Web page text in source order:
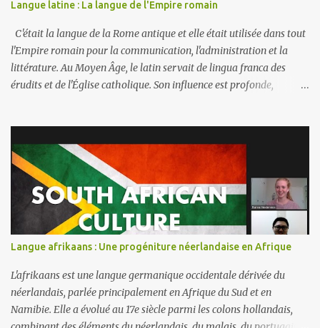
l’indonésien, le thaï, le malais, le birman et le vietnamien. Ces
cours incluent désormais le vocabulaire professionnel nécessaire
aux affaires et au commerce....
Langue latine : La langue de l'Empire romain
C'était la langue de la Rome antique et elle était utilisée dans tout
l'Empire romain pour la communication, l'administration et la
littérature. Au Moyen Âge, le latin servait de lingua franca des
érudits et de l'Église catholique. Son influence est profonde,
le latin ne soit plus parlé comme langue maternelle, il demeure
important dans divers domaines. Il est étudié dans le milieu
universitaire et utilisé dans certains contextes religieux, et sa
terminologie est répandue dans des domaines comme la
médecine, le droit et la biologie. J'ai eu une opportunité et une
expérience fantastiques en apprenant le latin avec Judith Meyer,
une polyglotte allemande. Sa connaissance approfondie de la
langue et de son enseignement m'a aidé à exceller
progressivement. Je trouve le latin ...
Langue afrikaans : Une progéniture néerlandaise en Afrique
L'afrikaans est une langue germanique occidentale dérivée du
néerlandais, parlée principalement en Afrique du Sud et en
Namibie. Elle a évolué au 17e siècle parmi les colons hollandais,